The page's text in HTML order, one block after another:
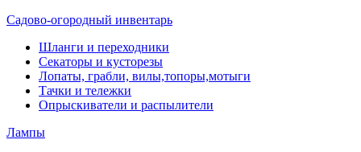
Садово-огородный инвентарь
Шланги и переходники
Секаторы и кусторезы
Лопаты, грабли, вилы,топоры,мотыги
Тачки и тележки
Опрыскиватели и распылители
Лампы